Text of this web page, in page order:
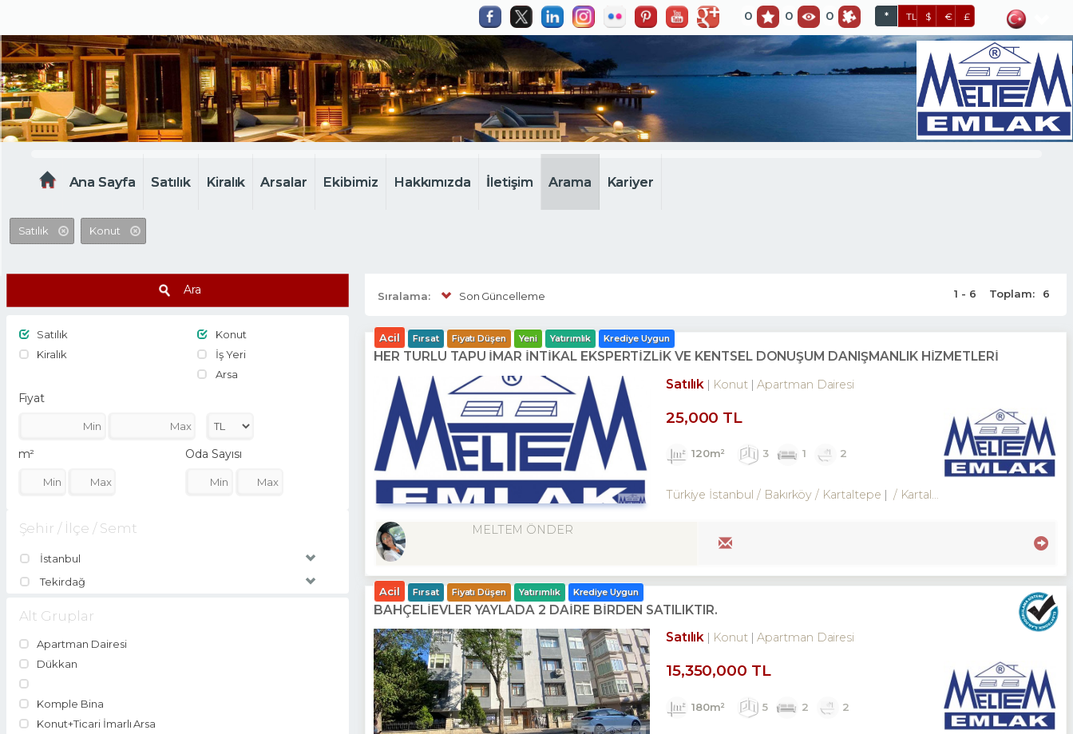
0 0 0 * TL $ € £
Ana Sayfa Satılık Kiralık Arsalar Ekibimiz Hakkımızda İletişim Arama Kariyer
Satılık Konut
Ara
Satılık
Kiralık
Konut
İş Yeri
Arsa
Fiyat
m² Oda Sayısı
Şehir / İlçe / Semt
İstanbul
Tekirdağ
Alt Gruplar
Apartman Dairesi
Dükkan
Komple Bina
Konut+Ticari İmarlı Arsa
Sıralama: Son Güncelleme 1 - 6 Toplam: 6
Acil Fırsat Fiyatı Düşen Yeni Yatırımlık Krediye Uygun
HER TÜRLÜ TAPU İMAR İNTİKAL EKSPERTİZLİK VE KENTSEL DÖNÜŞÜM DANIŞMANLIK HİZMETLERİ
Satılık
Konut Apartman Dairesi
25,000 TL
120m² 3 1 2
Türkiye İstanbul / Bakırköy / Kartaltepe / Kartaltepe Mah.
MELTEM ÖNDER
Acil Fırsat Fiyatı Düşen Yatırımlık Krediye Uygun
BAHÇELİEVLER YAYLADA 2 DAİRE BİRDEN SATILIKTIR.
Satılık
Konut Apartman Dairesi
15,350,000 TL
180m² 5 2 2